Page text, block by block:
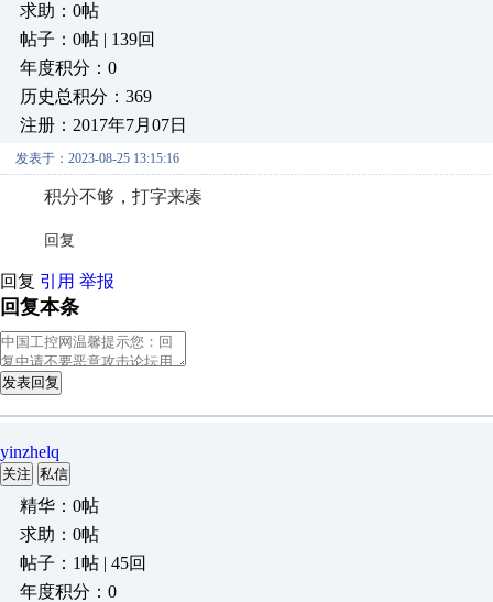
求助：0帖
帖子：0帖 | 139回
年度积分：0
历史总积分：369
注册：2017年7月07日
发表于：2023-08-25 13:15:16
积分不够，打字来凑
回复
回复 引用 举报
回复本条
发表回复
yinzhelq
关注 私信
精华：0帖
求助：0帖
帖子：1帖 | 45回
年度积分：0